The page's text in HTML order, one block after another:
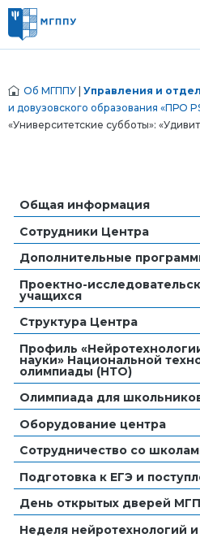
Об МГППУ Управления и
и довузовского образования «ПРО
«Университетские субботы»:
Общая информация
Сотрудники Центра
Дополнительные
Проектно-
учащихся
Структура Центра
Профиль
науки» Национальной
олимпиады (НТО)
Олимпиада для
Оборудование центра
Сотрудничество со
Подготовка к ЕГЭ и
День открытых дверей
Неделя нейротехнологий